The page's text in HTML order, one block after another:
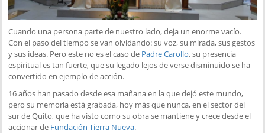
Cuando una persona parte de nuestro lado, deja un enorme vacío.
Con el paso del tiempo se van olvidando: su voz, su mirada, sus gestos
y sus ideas. Pero este no es el caso de Padre Carollo, su presencia
espiritual es tan fuerte, que su legado lejos de verse disminuido se ha
convertido en ejemplo de acción.
16 años han pasado desde esa mañana en la que dejó este mundo,
pero su memoria está grabada, hoy más que nunca, en el sector del
sur de Quito, que ha visto como su obra se mantiene y crece desde el
accionar de Fundación Tierra Nueva.